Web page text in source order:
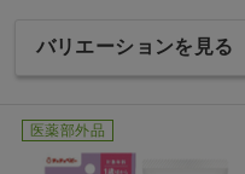
バリエーションを見る
医薬部外品